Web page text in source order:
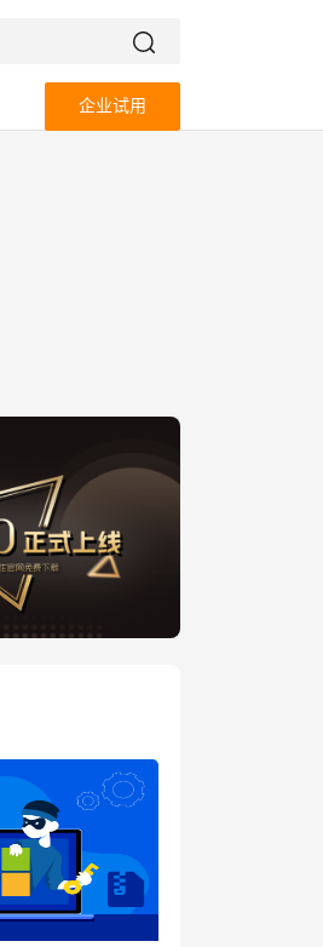
企业试用